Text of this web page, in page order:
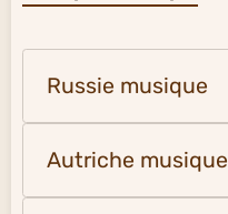
Russie musique
Autriche musique